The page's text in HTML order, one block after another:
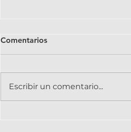
Comentarios
Escribir un comentario...